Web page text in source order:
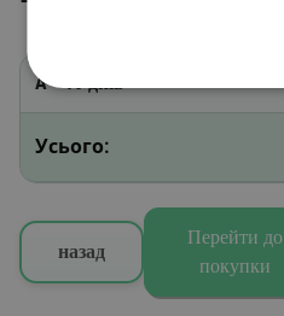
A - 10 днів
Усього:
назад
Перейти до
покупки